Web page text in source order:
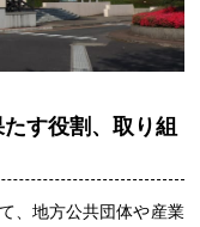
す役割、取り組
、地方公共団体や産業